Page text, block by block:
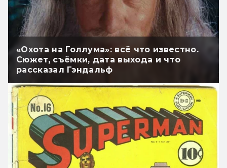
«Охота на Голлума»: всё что известно.
Сюжет, съёмки, дата выхода и что
рассказал Гэндальф